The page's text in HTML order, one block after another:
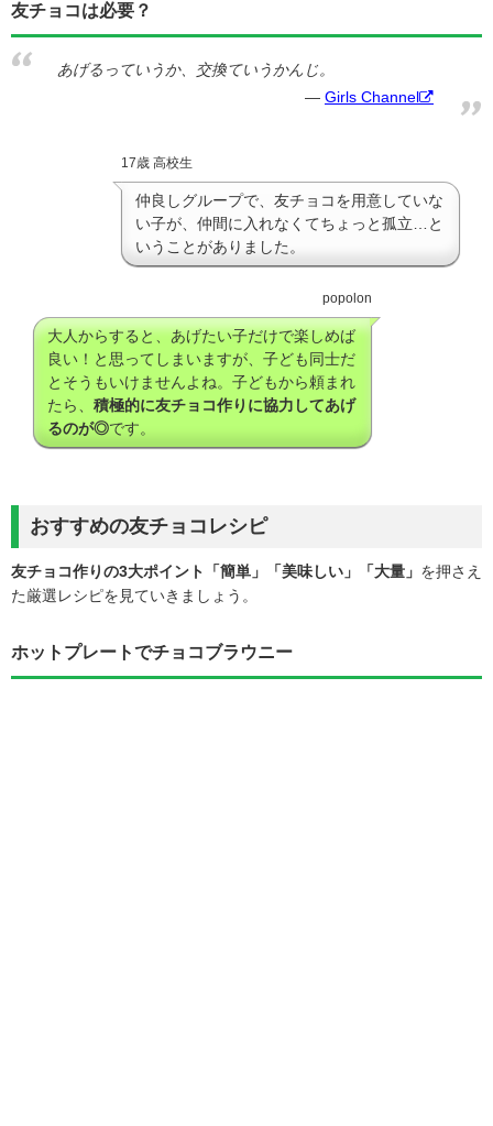
友チョコは必要？
あげるっていうか、交換ていうかんじ。
Girls Channel
17歳 高校生
仲良しグループで、友チョコを用意していな
い子が、仲間に入れなくてちょっと孤立…と
いうことがありました。
popolon
大人からすると、あげたい子だけで楽しめば
良い！と思ってしまいますが、子ども同士だ
とそうもいけませんよね。子どもから頼まれ
たら、 積極的に友チョコ作りに協力してあげ
るのが◎です。
おすすめの友チョコレシピ
友チョコ作りの3大ポイント「簡単」「美味しい」「大量」 を押さえ
た厳選レシピを見ていきましょう。
ホットプレートでチョコブラウニー